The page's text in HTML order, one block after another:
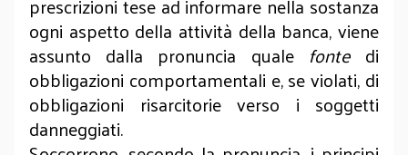
ogni aspetto della attività della banca, viene
assunto dalla pronuncia quale fonte di
obbligazioni comportamentali e, se violati, di
obbligazioni risarcitorie verso i soggetti
danneggiati.